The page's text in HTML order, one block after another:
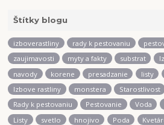
Štítky blogu
izboverastliny rady k pestovaniu
zaujimavosti
myty a fakty substrat
navody
korene presadzanie listy
Izbove rastliny
monstera Starostlivost
Rady k pestovaniu
Pestovanie Voda
Listy
svetlo hnojivo Poda